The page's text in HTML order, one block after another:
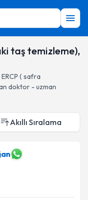
taş temizleme),
ERCP ( safra
doktor - uzman
Akıllı Sıralama